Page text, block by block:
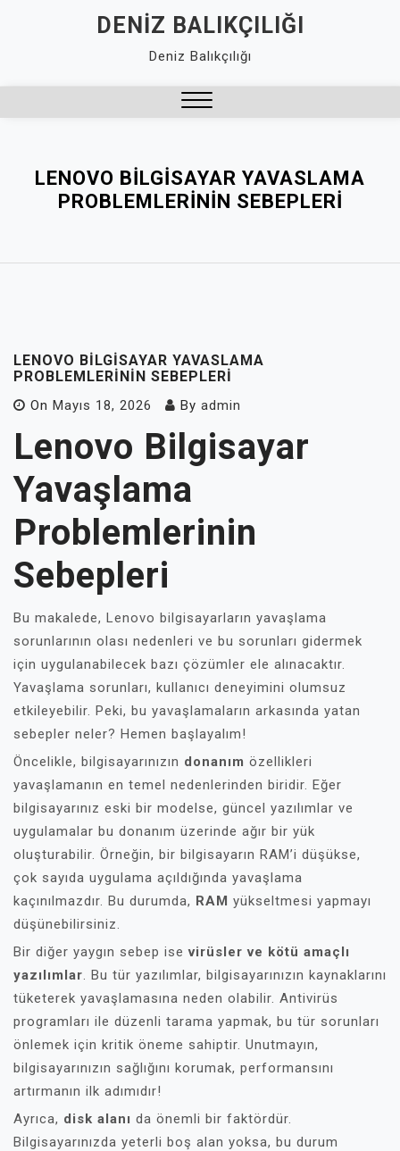
DENIZ BALIKÇILIĞI
Deniz Balıkçılığı
LENOVO BILGISAYAR YAVASLAMA
PROBLEMLERININ SEBEPLERI
LENOVO BILGISAYAR YAVASLAMA
PROBLEMLERININ SEBEPLERI
On Mayıs 18, 2026 By admin
Lenovo Bilgisayar
Yavaşlama
Problemlerinin
Sebepleri
Bu makalede, Lenovo bilgisayarların yavaşlama
sorunlarının olası nedenleri ve bu sorunları gidermek
için uygulanabilecek bazı çözümler ele alınacaktır.
Yavaşlama sorunları, kullanıcı deneyimini olumsuz
etkileyebilir. Peki, bu yavaşlamaların arkasında yatan
sebepler neler? Hemen başlayalım!
Öncelikle, bilgisayarınızın donanım özellikleri
yavaşlamanın en temel nedenlerinden biridir. Eğer
bilgisayarınız eski bir modelse, güncel yazılımlar ve
uygulamalar bu donanım üzerinde ağır bir yük
oluşturabilir. Örneğin, bir bilgisayarın RAM’i düşükse,
çok sayıda uygulama açıldığında yavaşlama
kaçınılmazdır. Bu durumda, RAM yükseltmesi yapmayı
düşünebilirsiniz.
Bir diğer yaygın sebep isevirüsler ve kötü amaçlı
yazılımlar. Bu tür yazılımlar, bilgisayarınızın kaynaklarını
tüketerek yavaşlamasına neden olabilir. Antivirüs
programları ile düzenli tarama yapmak, bu tür sorunları
önlemek için kritik öneme sahiptir. Unutmayın,
bilgisayarınızın sağlığını korumak, performansını
artırmanın ilk adımıdır!
Ayrıca, disk alanı da önemli bir faktördür.
Bilgisayarınızda yeterli boş alan yoksa, bu durum